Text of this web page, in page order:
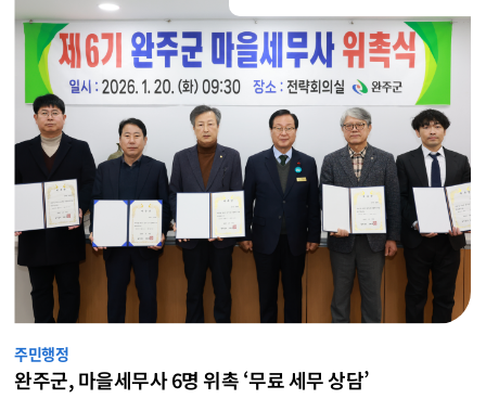
주민행정
완주군, 마을세무사 6명 위촉 ‘무료 세무 상담’